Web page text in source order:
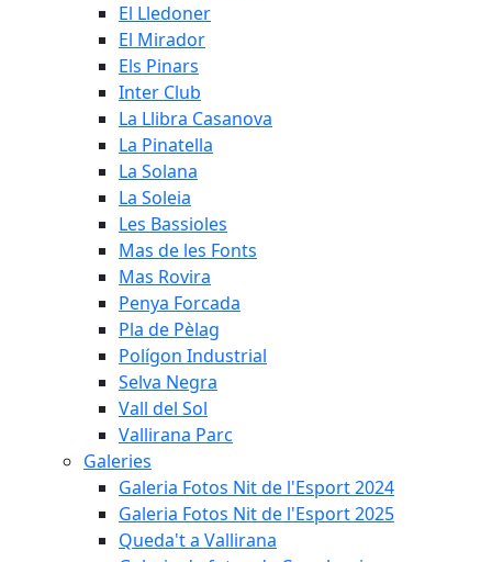
El Lledoner
El Mirador
Els Pinars
Inter Club
La Llibra Casanova
La Pinatella
La Solana
La Soleia
Les Bassioles
Mas de les Fonts
Mas Rovira
Penya Forcada
Pla de Pèlag
Polígon Industrial
Selva Negra
Vall del Sol
Vallirana Parc
Galeries
Galeria Fotos Nit de l'Esport 2024
Galeria Fotos Nit de l'Esport 2025
Queda't a Vallirana